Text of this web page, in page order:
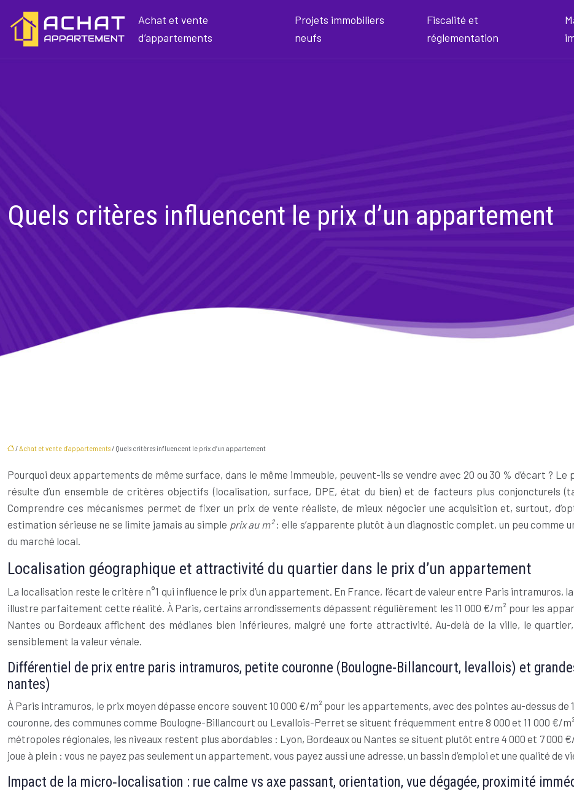
Achat et vente
d’appartements
Projets immobiliers
neufs
Fiscalité et
réglementation
Quels critères influencent le prix d’un appartement
/Achat et vente d'appartements/ Quels critères influencent le prix d’un appartement
Pourquoi deux appartements de même surface, dans le même immeuble, peuvent-ils se vendre avec 20 ou 30 % d’écart ? Le
résulte d’un ensemble de critères objectifs (localisation, surface, DPE, état du bien) et de facteurs plus conjoncturels
Comprendre ces mécanismes permet de fixer un prix de vente réaliste, de mieux négocier une acquisition et, surtout,
estimation sérieuse ne se limite jamais au simple prix au m²: elle s’apparente plutôt à un diagnostic complet, un peu comme
du marché local.
Localisation géographique et attractivité du quartier dans le prix d’un appartement
La localisation reste le critère n°1 qui influence le prix d’un appartement. En France, l’écart de valeur entre Paris
illustre parfaitement cette réalité. À Paris, certains arrondissements dépassent régulièrement les 11 000 €/m² pour les
Nantes ou Bordeaux affichent des médianes bien inférieures, malgré une forte attractivité. Au-delà de la ville, le
sensiblement la valeur vénale.
Différentiel de prix entre paris intramuros, petite couronne (Boulogne-Billancourt, levallois) et
nantes)
À Paris intramuros, le prix moyen dépasse encore souvent 10 000 €/m² pour les appartements, avec des pointes au-dessus
couronne, des communes comme Boulogne-Billancourt ou Levallois-Perret se situent fréquemment entre 8 000 et 11 000 €/
métropoles régionales, les niveaux restent plus abordables : Lyon, Bordeaux ou Nantes se situent plutôt entre 4 000 et 7 000
joue à plein : vous ne payez pas seulement un appartement, vous payez aussi une adresse, un bassin d’emploi et une qualité de
Impact de la micro‑localisation : rue calme vs axe passant, orientation, vue dégagée, proximité